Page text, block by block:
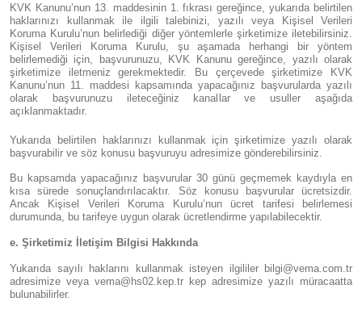
KVK Kanunu’nun 13. maddesinin 1. fıkrası gereğince, yukarıda belirtilen
haklarınızı kullanmak ile ilgili talebinizi, yazılı veya Kişisel Verileri
Koruma Kurulu’nun belirlediği diğer yöntemlerle şirketimize iletebilirsiniz.
Kişisel Verileri Koruma Kurulu, şu aşamada herhangi bir yöntem
belirlemediği için, başvurunuzu, KVK Kanunu gereğince, yazılı olarak
şirketimize iletmeniz gerekmektedir. Bu çerçevede şirketimize KVK
Kanunu’nun 11. maddesi kapsamında yapacağınız başvurularda yazılı
olarak başvurunuzu ileteceğiniz kanallar ve usuller aşağıda
açıklanmaktadır.
Yukarıda belirtilen haklarınızı kullanmak için şirketimize yazılı olarak
başvurabilir ve söz konusu başvuruyu adresimize gönderebilirsiniz.
Bu kapsamda yapacağınız başvurular 30 günü geçmemek kaydıyla en
kısa sürede sonuçlandırılacaktır. Söz konusu başvurular ücretsizdir.
Ancak Kişisel Verileri Koruma Kurulu’nun ücret tarifesi belirlemesi
durumunda, bu tarifeye uygun olarak ücretlendirme yapılabilecektir.
e. Şirketimiz İletişim Bilgisi Hakkında
Yukarıda sayılı haklarını kullanmak isteyen ilgililer bilgi@vema.com.tr
adresimize veya vema@hs02.kep.tr kep adresimize yazılı müracaatta
bulunabilirler.